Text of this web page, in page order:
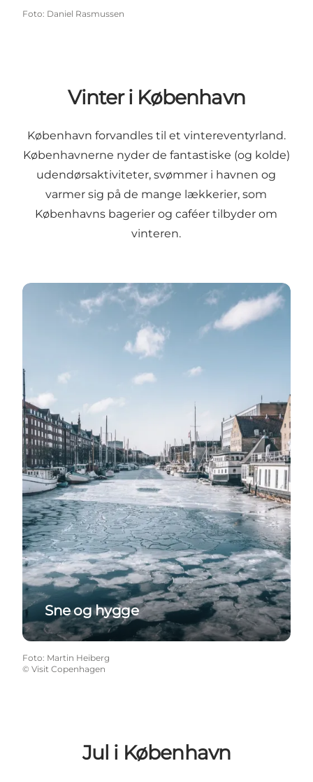
Foto: Daniel Rasmussen
Vinter i København
København forvandles til et vintereventyrland.
Københavnerne nyder de fantastiske (og kolde)
udendørsaktiviteter, svømmer i havnen og
varmer sig på de mange lækkerier, som
Københavns bagerier og caféer tilbyder om
vinteren.
Sne og hygge
Sne og hygge
Foto: Martin Heiberg
© Visit Copenhagen
Jul i København